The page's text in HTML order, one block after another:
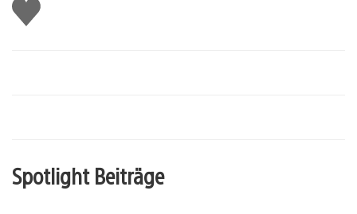
Gefällt
mir
Spotlight Beiträge